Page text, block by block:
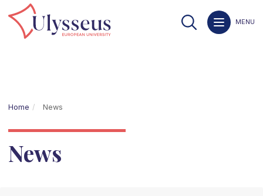
MENU
Home News
News